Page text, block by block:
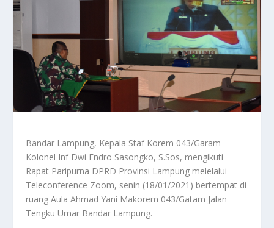
Bandar Lampung, Kepala Staf Korem 043/Garam
Kolonel Inf Dwi Endro Sasongko, S.Sos, mengikuti
Rapat Paripurna DPRD Provinsi Lampung melelalui
Teleconference Zoom, senin (18/01/2021) bertempat di
ruang Aula Ahmad Yani Makorem 043/Gatam Jalan
Tengku Umar Bandar Lampung.